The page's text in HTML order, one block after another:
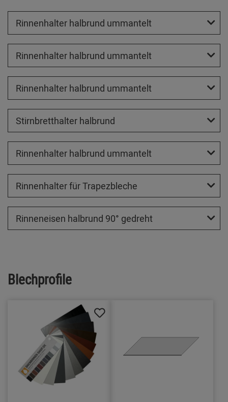
Rinnenhalter halbrund ummantelt
Rinnenhalter halbrund ummantelt
Rinnenhalter halbrund ummantelt
Stirnbretthalter halbrund
Rinnenhalter halbrund ummantelt
Rinnenhalter für Trapezbleche
Rinneneisen halbrund 90° gedreht
Blechprofile